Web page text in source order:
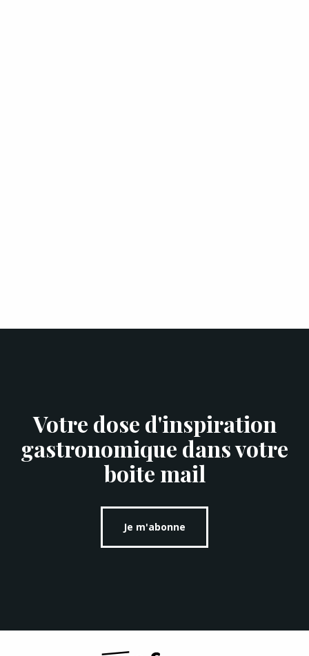
Votre dose d'inspiration
gastronomique dans votre
boite mail
Je m'abonne